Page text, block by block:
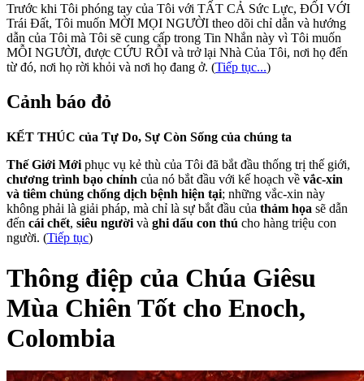
Trước khi Tôi phóng tay của Tôi với TẤT CẢ Sức Lực, ĐỐI VỚI
Trái Đất, Tôi muốn MỜI MỌI NGƯỜI theo dõi chỉ dẫn và hướng
dẫn của Tôi mà Tôi sẽ cung cấp trong Tin Nhắn này vì Tôi muốn
MỖI NGƯỜI, được CỨU RỖI và trở lại Nhà Của Tôi, nơi họ đến
từ đó, nơi họ rời khỏi và nơi họ đang ở. (Tiếp tục...)
Cảnh báo đỏ
KẾT THÚC của Tự Do, Sự Còn Sống của chúng ta
Thế Giới Mới phục vụ kẻ thù của Tôi đã bắt đầu thống trị thế giới,
chương trình bạo chính của nó bắt đầu với kế hoạch về vắc-xin
và tiêm chủng chống dịch bệnh hiện tại; những vắc-xin này
không phải là giải pháp, mà chỉ là sự bắt đầu của thảm họa sẽ dẫn
đến cái chết, siêu người và ghi dấu con thú cho hàng triệu con
người. (Tiếp tục)
Thông điệp của Chúa Giêsu
Mùa Chiên Tốt cho Enoch,
Colombia